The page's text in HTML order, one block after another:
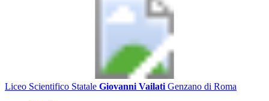
Liceo Scientifico Statale Giovanni Vailati Genzano di Roma